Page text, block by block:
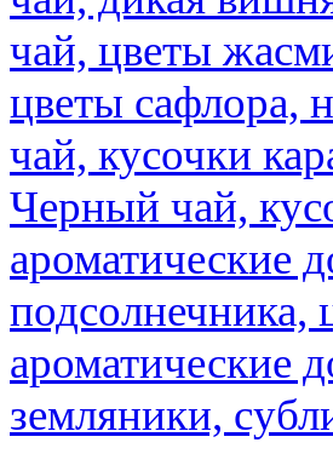
чай, цветы
цветы сафлора,
чай, кусочки
Черный чай,
ароматические
подсолнечника,
ароматические
земляники,